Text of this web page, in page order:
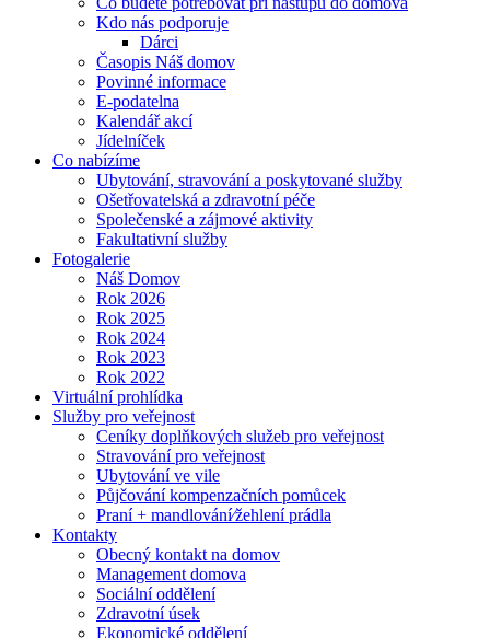
Kdo nás podporuje
Dárci
Časopis Náš domov
Povinné informace
E-podatelna
Kalendář akcí
Jídelníček
Co nabízíme
Ubytování, stravování a poskytované služby
Ošetřovatelská a zdravotní péče
Společenské a zájmové aktivity
Fakultativní služby
Fotogalerie
Náš Domov
Rok 2026
Rok 2025
Rok 2024
Rok 2023
Rok 2022
Virtuální prohlídka
Služby pro veřejnost
Ceníky doplňkových služeb pro veřejnost
Stravování pro veřejnost
Ubytování ve vile
Půjčování kompenzačních pomůcek
Praní + mandlování⁄žehlení prádla
Kontakty
Obecný kontakt na domov
Management domova
Sociální oddělení
Zdravotní úsek
Ekonomické oddělení